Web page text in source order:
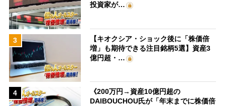
投資家が…
3
【キオクシア・ショック後に「株価倍
増」も期待できる注目銘柄5選】資産3
億円超・…
4
《200万円→資産10億円超の
DAIBOUCHOU氏が「年末までに株価倍